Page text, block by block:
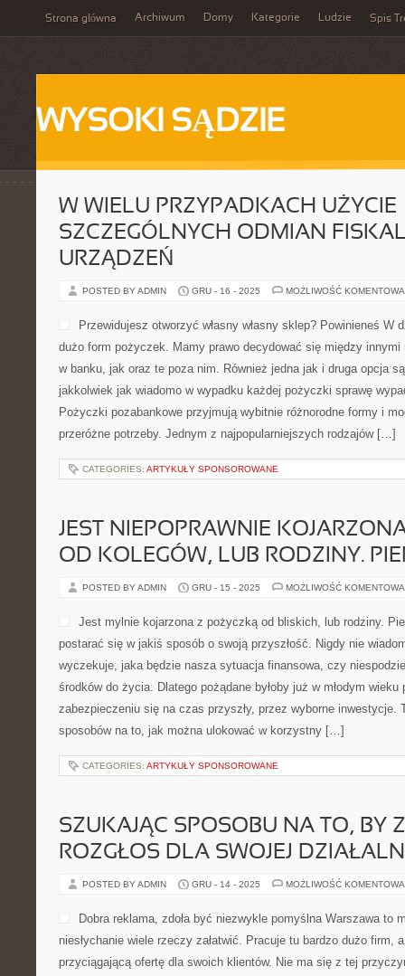
Strona główna Archiwum Domy Kategorie Ludzie Spis
WYSOKI SĄDZIE
W WIELU PRZYPADKACH UŻYCIE
SZCZEGÓLNYCH ODMIAN
URZĄDZEŃ
POSTED BY ADMIN GRU - 16 - 2025 MOŻLIWOŚĆ
Przewidujesz otworzyć własny własny sklep? Powinieneś W
dużo form pożyczek. Mamy prawo decydować się między innymi
w banku, jak oraz te poza nim. Również jedna jak i druga opcja
jakkolwiek jak wiadomo w wypadku każdej pożyczki sprawę
Pożyczki pozabankowe przyjmują wybitnie różnorodne formy i
przeróżne potrzeby. Jednym z najpopularniejszych rodzajów […]
CATEGORIES: ARTYKUŁY SPONSOROWANE
JEST NIEPOPRAWNIE
OD KOLEGÓW, LUB RODZINY.
POSTED BY ADMIN GRU - 15 - 2025 MOŻLIWOŚĆ
Jest mylnie kojarzona z pożyczką od bliskich, lub rodziny.
postarać się w jakiś sposób o swoją przyszłość. Nigdy nie
wyczekuje, jaka będzie nasza sytuacja finansowa, czy
środków do życia. Dlatego pożądane byłoby już w młodym
zabezpieczeniu się na czas przyszły, przez wyborne inwestycje.
sposobów na to, jak można ulokować w korzystny […]
CATEGORIES: ARTYKUŁY SPONSOROWANE
SZUKAJĄC SPOSOBU NA TO, BY
ROZGŁOS DLA SWOJEJ
POSTED BY ADMIN GRU - 14 - 2025 MOŻLIWOŚĆ
Dobra reklama, zdoła być niezwykle pomyślna Warszawa to
niesłychanie wiele rzeczy załatwić. Pracuje tu bardzo dużo firm,
przyciągającą ofertę dla swoich klientów. Nie ma się z tej